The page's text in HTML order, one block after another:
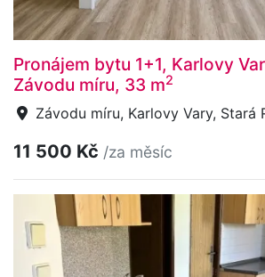
Pronájem bytu 1+1, Karlovy
Závodu míru, 33 m2
Závodu míru, Karlovy Vary, Stará
11 500 Kč /za měsíc